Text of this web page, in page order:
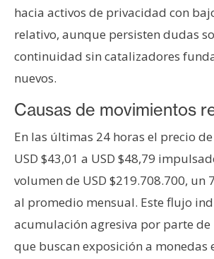
R
c
u
r
s
o
s
C
o
hacia activos de privacidad con
relativo, aunque persisten dudas
continuidad sin catalizadores
nuevos.
Causas de movimientos
En las últimas 24 horas el precio de
USD $43,01 a USD $48,79
volumen de USD $219.708.700, un
al promedio mensual. Este flujo
acumulación agresiva por parte
que buscan exposición a monedas